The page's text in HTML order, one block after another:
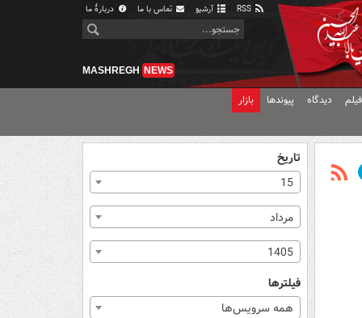
آرشیو تماس با ما دربارهٔ ما
MASHREGH NEWS
دیدگاه پیوندها بازار
تاریخ
15
مرداد
1405
فیلترها
همه سرویس‌ها